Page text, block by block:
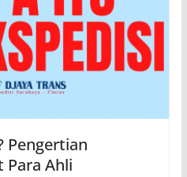
Pengertian
Para Ahli